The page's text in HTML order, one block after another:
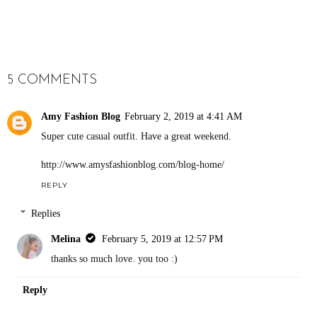
5 COMMENTS
Amy Fashion Blog February 2, 2019 at 4:41 AM
Super cute casual outfit. Have a great weekend.
http://www.amysfashionblog.com/blog-home/
REPLY
Replies
Melina
February 5, 2019 at 12:57 PM
thanks so much love. you too :)
Reply